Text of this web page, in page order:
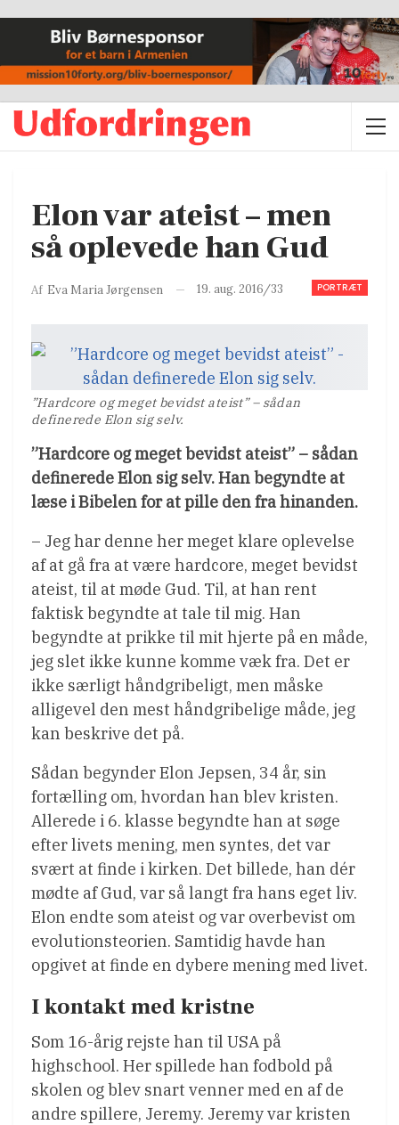
Elon var ateist – men
så oplevede han Gud
PORTRÆT
Af Eva Maria Jørgensen 19. aug. 2016/33
”Hardcore og meget bevidst ateist” – sådan
definerede Elon sig selv.
”Hardcore og meget bevidst ateist” – sådan
definerede Elon sig selv. Han begyndte at
læse i Bibelen for at pille den fra hinanden.
– Jeg har denne her meget klare oplevelse
af at gå fra at være hardcore, meget bevidst
ateist, til at møde Gud. Til, at han rent
faktisk begyndte at tale til mig. Han
begyndte at prikke til mit hjerte på en måde,
jeg slet ikke kunne komme væk fra. Det er
ikke særligt håndgribeligt, men måske
alligevel den mest håndgribelige måde, jeg
kan beskrive det på.
Sådan begynder Elon Jepsen, 34 år, sin
fortælling om, hvordan han blev kristen.
Allerede i 6. klasse begyndte han at søge
efter livets mening, men syntes, det var
svært at finde i kirken. Det billede, han dér
mødte af Gud, var så langt fra hans eget liv.
Elon endte som ateist og var overbevist om
evolutionsteorien. Samtidig havde han
opgivet at finde en dybere mening med livet.
I kontakt med kristne
Som 16-årig rejste han til USA på
highschool. Her spillede han fodbold på
skolen og blev snart venner med en af de
andre spillere, Jeremy. Jeremy var kristen